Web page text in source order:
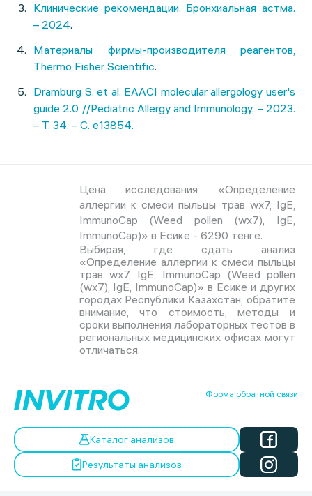
Клинические рекомендации. Бронхиальная астма.
– 2024.
Материалы фирмы-производителя реагентов,
Thermo Fisher Scientific.
Dramburg S. et al. EAACI molecular allergology user's
guide 2.0 //Pediatric Allergy and Immunology. – 2023.
– Т. 34. – С. e13854.
Цена исследования «Определение
аллергии к смеси пыльцы трав wx7, IgE,
ImmunoCap (Weed pollen (wx7), IgE,
ImmunoCap)» в Есике - 6290 тенге.
Выбирая, где сдать анализ
«Определение аллергии к смеси пыльцы
трав wx7, IgE, ImmunoCap (Weed pollen
(wx7), IgE, ImmunoCap)» в Есике и других
городах Республики Казахстан, обратите
внимание, что стоимость, методы и
сроки выполнения лабораторных тестов в
региональных медицинских офисах могут
отличаться.
Форма обратной связи
Каталог анализов
Результаты анализов